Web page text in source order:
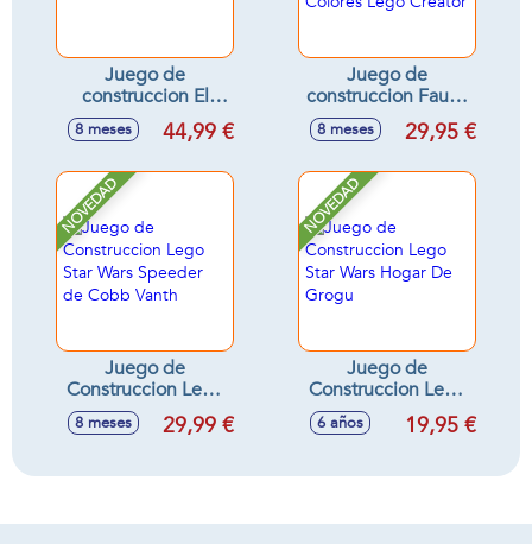
Juego de
construccion El
Zorro Lego
Minecraft
8 meses 44,99 €
Juego de
construccion Fauna
Salvaje: Colibrí De
Colores Lego
8 meses 29,95 €
NOVEDAD
Juego de
Construccion Lego
Star Wars Speeder
de Cobb Vanth
8 meses 29,99 €
NOVEDAD
Juego de
Construccion Lego
Star Wars Hogar De
Grogu
6 años 19,95 €